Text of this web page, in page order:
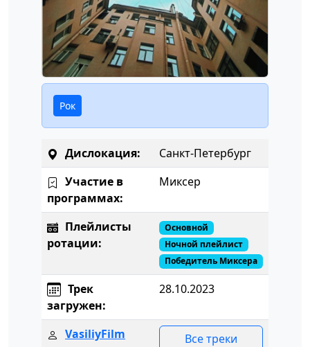
Рок
Дислокация:
Санкт-Петербург
Участие в
программах:
Миксер
Плейлисты
ротации:
Основной
Ночной плейлист
Победитель Миксера
Трек
загружен:
28.10.2023
VasiliyFilm
Все треки